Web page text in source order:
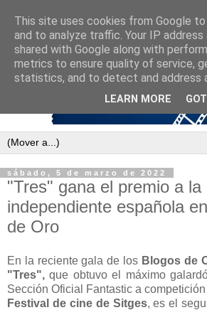
sábado, 5 de marzo de 2022
"Tres" gana el premio a
independiente española
de Oro
En la reciente gala de los Blogos de
"Tres", que obtuvo el máximo
Sección Oficial Fantastic a
Festival de cine de Sitges, es el
This site uses cookies from Google
and to analyze traffic. Your IP address
shared with Google along with
metrics to ensure quality of service,
statistics, and to detect and address
LEARN MORE